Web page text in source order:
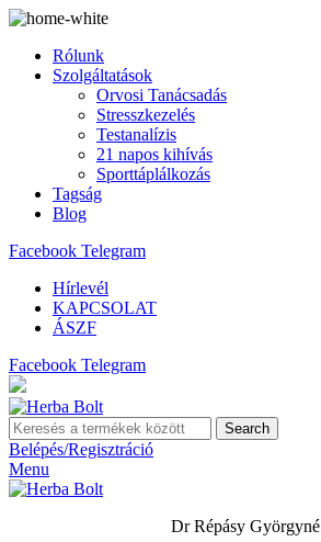
Rólunk
Szolgáltatások
Orvosi Tanácsadás
Stresszkezelés
Testanalízis
21 napos kihívás
Sporttáplálkozás
Tagság
Blog
Facebook Telegram
Hírlevél
KAPCSOLAT
ÁSZF
Facebook Telegram
Search
Belépés/Regisztráció
Menu
Dr Répásy Györgyné